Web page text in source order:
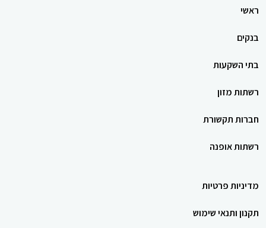
ראשי
בנקים
בתי השקעות
רשתות מזון
חברות תקשורת
רשתות אופנה
מדיניות פרטיות
תקנון ותנאי שימוש